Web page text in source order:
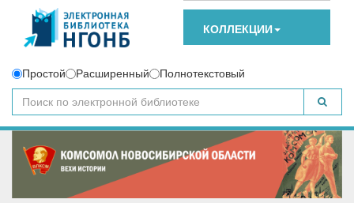
КОЛЛЕКЦИИ
Простой Расширенный Полнотекстовый